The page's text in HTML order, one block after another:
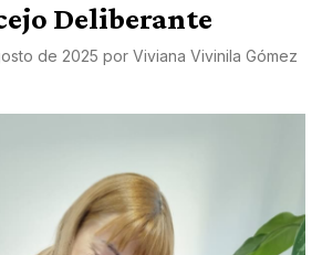
Deliberante
de 2025 por Viviana Vivinila Gómez